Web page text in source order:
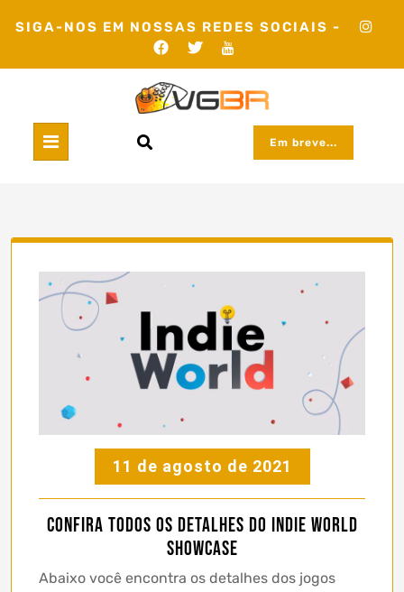
SIGA-NOS EM NOSSAS REDES SOCIAIS -
Em breve...
11 de agosto de 2021
Confira todos os detalhes do Indie World
Showcase
Abaixo você encontra os detalhes dos jogos